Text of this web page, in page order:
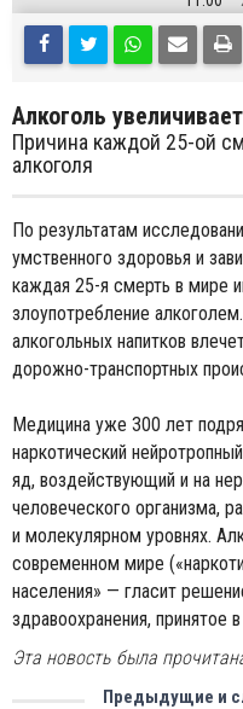
Алкоголь
Причина каждой 25-ой
алкоголя
По результатам
умственного здоровья и
каждая 25-я смерть в мире
злоупотребление
алкогольных напитков
дорожно-транспортных
Медицина уже 300 лет
наркотический
яд, воздействующий и на
человеческого организма,
и молекулярном уровнях.
современном мире
населения» — гласит
здравоохранения, принятое
Эта новость была
Предыдущие и